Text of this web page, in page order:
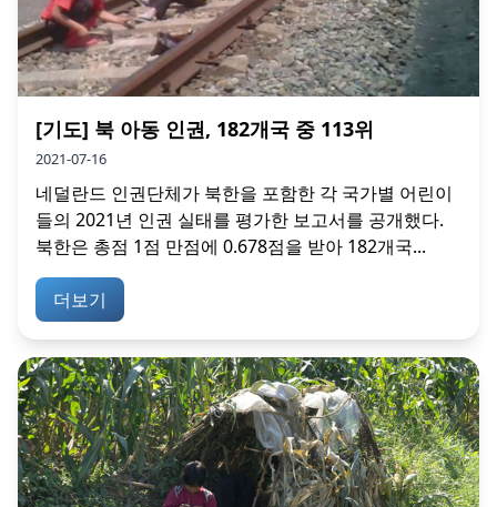
[기도] 북 아동 인권, 182개국 중 113위
2021-07-16
네덜란드 인권단체가 북한을 포함한 각 국가별 어린이
들의 2021년 인권 실태를 평가한 보고서를 공개했다.
북한은 총점 1점 만점에 0.678점을 받아 182개국...
더보기